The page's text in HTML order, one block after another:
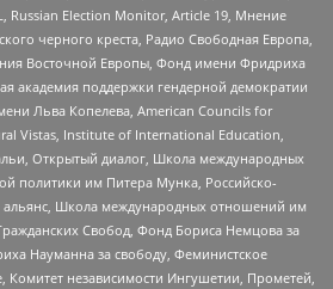
Russian Election Monitor, Article 19, Мнение
черного креста, Радио Свободная Европа,
Восточной Европы, Фонд имени Фридриха
академия поддержки гендерной демократии
Льва Копелева, American Councils for
Vistas, Institute of International Education,
Открытый диалог, Школа международных
политики им Питера Мунка, Российско-
альянс, Школа международных отношений им
Свобод, Фонд Бориса Немцова за
Науманна за свободу, Феминистское
Комитет независимости Ингушетии, Прометей,